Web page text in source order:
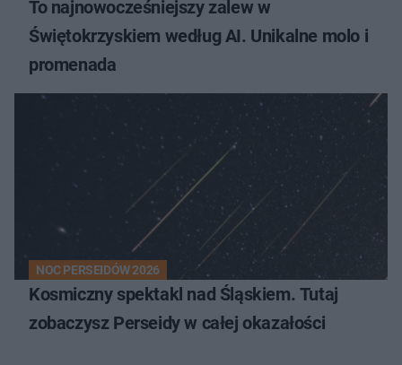
To najnowocześniejszy zalew w
Świętokrzyskiem według AI. Unikalne molo i
promenada
NOC PERSEIDÓW 2026
Kosmiczny spektakl nad Śląskiem. Tutaj
zobaczysz Perseidy w całej okazałości